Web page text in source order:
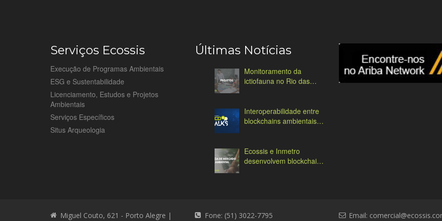
Serviços Ecossis
Execução de Programas Ambientais
ESG e Sustentabilidade
Licenciamento, Estudos e Projetos
Ambientais
Serviços Específicos
Situs Arqueologia
Últimas Notícias
Monitoramento da
ictiofauna no Rio das
Interoperabilidade entre
blockchains ambientais:
Ecossis e Inmetro
desenvolvem blockchain
Miguel Couto, 621 - Porto Alegre | Fone: (51) 3022-7795 Email: